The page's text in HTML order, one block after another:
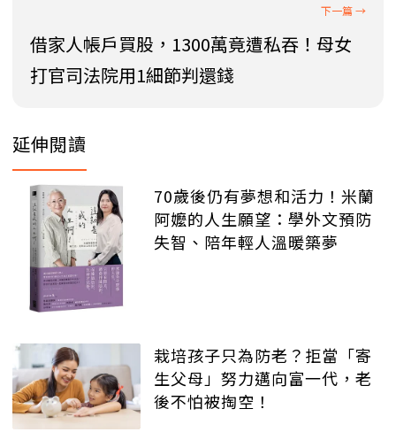
借家人帳戶買股，1300萬竟遭私吞！母女
打官司法院用1細節判還錢
延伸閱讀
70歲後仍有夢想和活力！米蘭
阿嬤的人生願望：學外文預防
失智、陪年輕人溫暖築夢
栽培孩子只為防老？拒當「寄
生父母」努力邁向富一代，老
後不怕被掏空！